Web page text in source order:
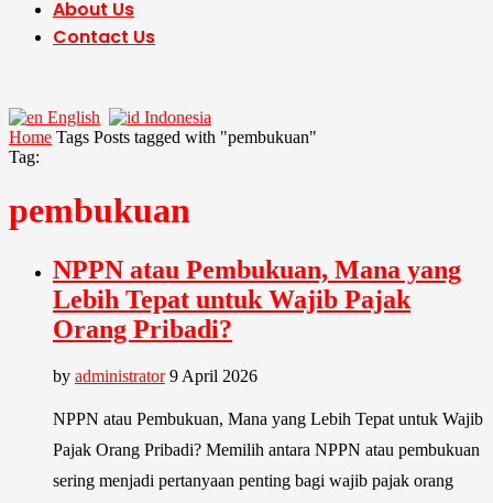
About Us
Contact Us
English
Indonesia
Home Tags Posts tagged with "pembukuan"
Tag:
pembukuan
NPPN atau Pembukuan, Mana yang
Lebih Tepat untuk Wajib Pajak
Orang Pribadi?
by administrator 9 April 2026
NPPN atau Pembukuan, Mana yang Lebih Tepat untuk Wajib
Pajak Orang Pribadi? Memilih antara NPPN atau pembukuan
sering menjadi pertanyaan penting bagi wajib pajak orang